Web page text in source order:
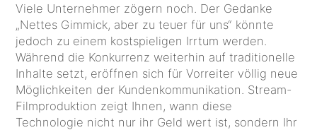
Viele Unternehmer zögern noch. Der Gedanke
„Nettes Gimmick, aber zu teuer für uns“ könnte
jedoch zu einem kostspieligen Irrtum werden.
Während die Konkurrenz weiterhin auf traditionelle
Inhalte setzt, eröffnen sich für Vorreiter völlig neue
Möglichkeiten der Kundenkommunikation. Stream-
Filmproduktion zeigt Ihnen, wann diese
Technologie nicht nur ihr Geld wert ist, sondern Ihr